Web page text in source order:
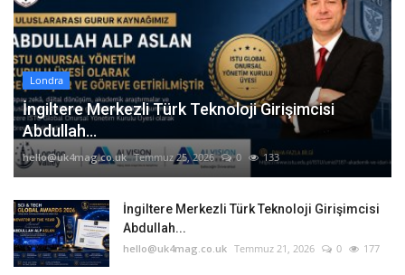
Londra
İngiltere Merkezli Türk Teknoloji Girişimcisi
Abdullah...
hello@uk4mag.co.uk Temmuz 25, 2026 0 133
İngiltere Merkezli Türk Teknoloji Girişimcisi
Abdullah...
hello@uk4mag.co.uk Temmuz 21, 2026 0 177